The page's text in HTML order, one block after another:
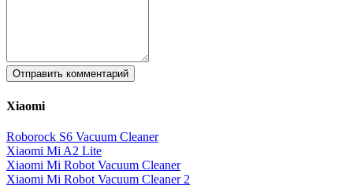
Отправить комментарий
Xiaomi
Roborock S6 Vacuum Cleaner
Xiaomi Mi A2 Lite
Xiaomi Mi Robot Vacuum Cleaner
Xiaomi Mi Robot Vacuum Cleaner 2